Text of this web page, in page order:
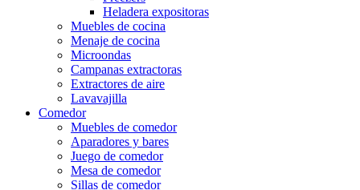
Heladera expositoras
Muebles de cocina
Menaje de cocina
Microondas
Campanas extractoras
Extractores de aire
Lavavajilla
Comedor
Muebles de comedor
Aparadores y bares
Juego de comedor
Mesa de comedor
Sillas de comedor